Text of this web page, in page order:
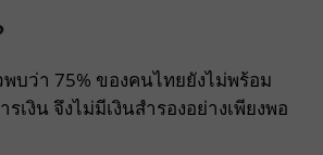
ว่า 75% ของคนไทยยังไม่พร้อม
งิน จึงไม่มีเงินสำรองอย่างเพียงพอ